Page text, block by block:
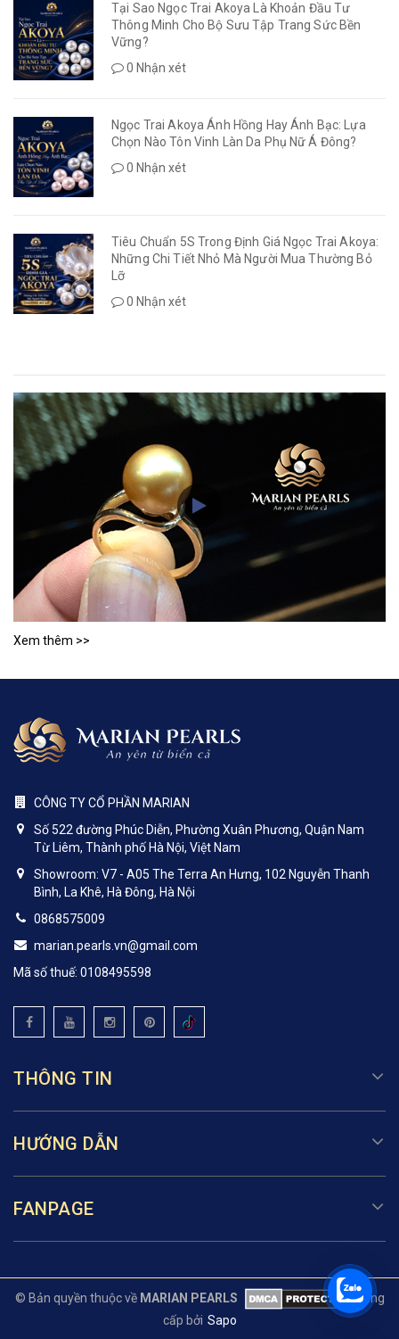
Tại Sao Ngọc Trai Akoya Là Khoản Đầu Tư
Thông Minh Cho Bộ Sưu Tập Trang Sức Bền
Vững?
0 Nhận xét
Ngọc Trai Akoya Ánh Hồng Hay Ánh Bạc: Lựa
Chọn Nào Tôn Vinh Làn Da Phụ Nữ Á Đông?
0 Nhận xét
Tiêu Chuẩn 5S Trong Định Giá Ngọc Trai Akoya:
Những Chi Tiết Nhỏ Mà Người Mua Thường Bỏ
Lỡ
0 Nhận xét
Xem thêm >>
CÔNG TY CỔ PHẦN MARIAN
Số 522 đường Phúc Diễn, Phường Xuân Phương, Quận Nam
Từ Liêm, Thành phố Hà Nội, Việt Nam
Showroom: V7 - A05 The Terra An Hưng, 102 Nguyễn Thanh
Bình, La Khê, Hà Đông, Hà Nội
0868575009
marian.pearls.vn@gmail.com
Mã số thuế: 0108495598
THÔNG TIN
HƯỚNG DẪN
FANPAGE
© Bản quyền thuộc về MARIAN PEARLS
Cung
cấp bởi Sapo